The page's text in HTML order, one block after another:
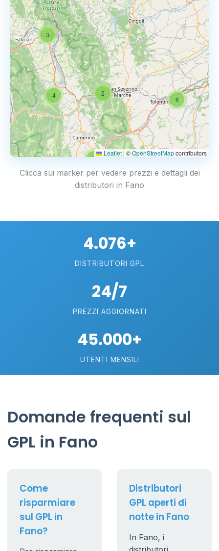
2
4 2
6
3
Leaflet | ©OpenStreetMapcontributors
Clicca sui marker per vedere prezzi e dettagli dei
distributori in Fano
4.076+
DISTRIBUTORI GPL
24/7
PREZZI AGGIORNATI
45.000+
UTENTI MENSILI
Domande frequenti sul
GPL in Fano
Come
risparmiare
sul GPL in
Fano?
Distributori
GPL aperti di
notte in Fano
In Fano, i